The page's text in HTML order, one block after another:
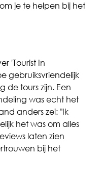
je te helpen bij het
'Tourist In
gebruiksvriendelijk
de tours zijn. Een
was echt het
anders zei: "Ik
het was om alles
laten zien
bij het